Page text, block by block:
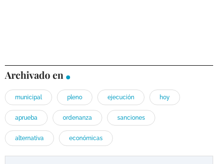
Archivado en
municipal pleno ejecución hoy
aprueba ordenanza sanciones
alternativa económicas